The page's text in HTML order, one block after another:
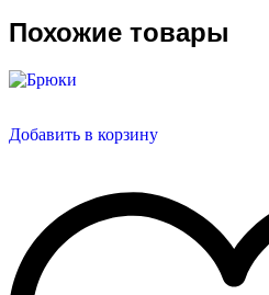
Похожие товары
Добавить в корзину